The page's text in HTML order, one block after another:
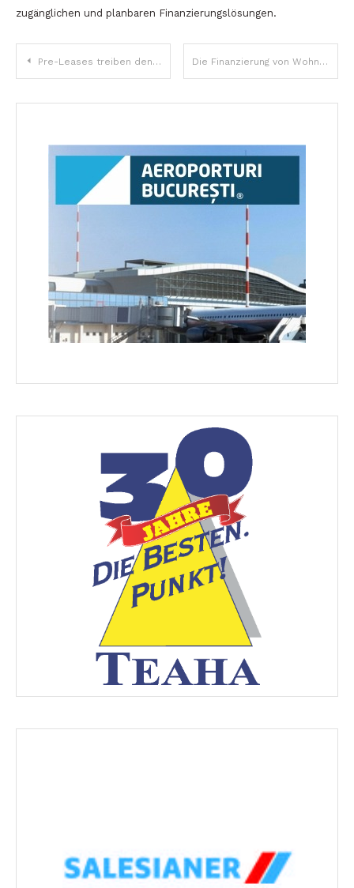
zugänglichen und planbaren Finanzierungslösungen.
Beitragsnavigation
Pre-Leases treiben den Büroimmobilienmarkt in Bukarest an: Zeichen der Erholung, aber auch der Nachfrageverschiebung Die Finanzierung von Wohnbauprojekten spiegelt die Reife des Marktes wider